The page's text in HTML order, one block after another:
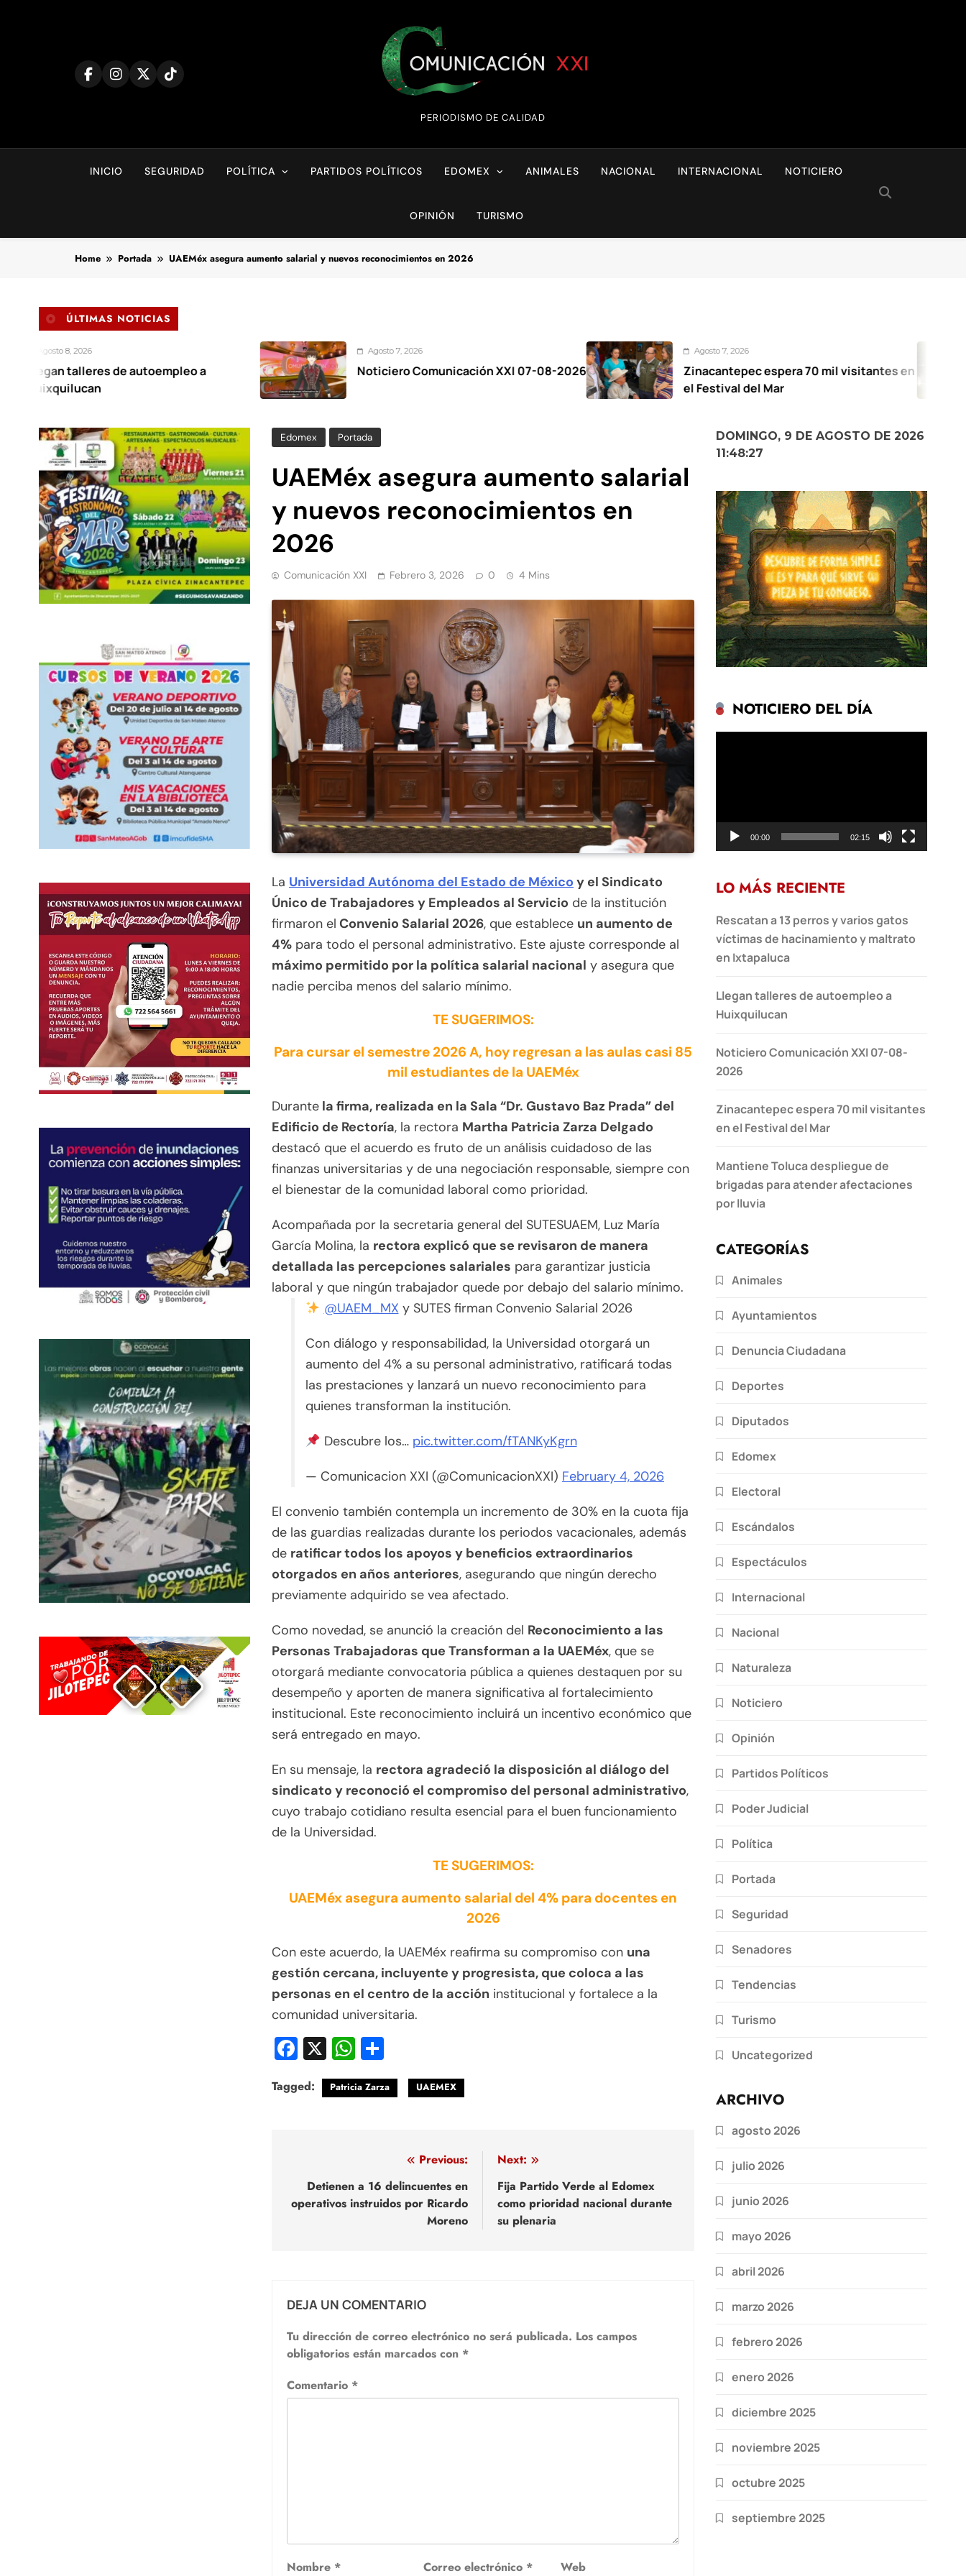
Comunicación XXI
PERIODISMO DE CALIDAD
INICIO SEGURIDAD POLÍTICA PARTIDOS POLÍTICOS EDOMEX ANIMALES NACIONAL INTERNACIONAL NOTICIERO
OPINIÓN TURISMO
Home Portada UAEMéx asegura aumento salarial y nuevos reconocimientos en 2026
ÚLTIMAS NOTICIAS
de autoempleo a
Agosto 7, 2026
Noticiero Comunicación XXI 07-08-2026
Agosto 7, 2026
Zinacantepec espera 70 mil visitantes en
el Festival del Mar
Edomex Portada
UAEMéx asegura aumento salarial
y nuevos reconocimientos en
2026
Comunicación XXI Febrero 3, 2026 0 4 Mins
La Universidad Autónoma del Estado de México y el Sindicato
Único de Trabajadores y Empleados al Servicio de la institución
firmaron el Convenio Salarial 2026, que establece un aumento de
4% para todo el personal administrativo. Este ajuste corresponde al
máximo permitido por la política salarial nacional y asegura que
nadie perciba menos del salario mínimo.
TE SUGERIMOS:
Para cursar el semestre 2026 A, hoy regresan a las aulas casi 85
mil estudiantes de la UAEMéx
Durante la firma, realizada en la Sala “Dr. Gustavo Baz Prada” del
Edificio de Rectoría, la rectora Martha Patricia Zarza Delgado
destacó que el acuerdo es fruto de un análisis cuidadoso de las
finanzas universitarias y de una negociación responsable, siempre con
el bienestar de la comunidad laboral como prioridad.
Acompañada por la secretaria general del SUTESUAEM, Luz María
García Molina, la rectora explicó que se revisaron de manera
detallada las percepciones salariales para garantizar justicia
laboral y que ningún trabajador quede por debajo del salario mínimo.
@UAEM_MX y SUTES firman Convenio Salarial 2026
Con diálogo y responsabilidad, la Universidad otorgará un
aumento del 4% a su personal administrativo, ratificará todas
las prestaciones y lanzará un nuevo reconocimiento para
quienes transforman la institución.
Descubre los… pic.twitter.com/fTANKyKgrn
— Comunicacion XXI (@ComunicacionXXI) February 4, 2026
El convenio también contempla un incremento de 30% en la cuota fija
de las guardias realizadas durante los periodos vacacionales, además
de ratificar todos los apoyos y beneficios extraordinarios
otorgados en años anteriores, asegurando que ningún derecho
previamente adquirido se vea afectado.
Como novedad, se anunció la creación del Reconocimiento a las
Personas Trabajadoras que Transforman a la UAEMéx, que se
otorgará mediante convocatoria pública a quienes destaquen por su
desempeño y aporten de manera significativa al fortalecimiento
institucional. Este reconocimiento incluirá un incentivo económico que
será entregado en mayo.
En su mensaje, la rectora agradeció la disposición al diálogo del
sindicato y reconoció el compromiso del personal administrativo,
cuyo trabajo cotidiano resulta esencial para el buen funcionamiento
de la Universidad.
TE SUGERIMOS:
UAEMéx asegura aumento salarial del 4% para docentes en
2026
Con este acuerdo, la UAEMéx reafirma su compromiso con una
gestión cercana, incluyente y progresista, que coloca a las
personas en el centro de la acción institucional y fortalece a la
comunidad universitaria.
Facebook
X WhatsApp
Tagged: Patricia Zarza UAEMEX
entradas
Previous:
Detienen a 16 delincuentes en
operativos instruidos por Ricardo
Moreno
Next:
Fija Partido Verde al Edomex
como prioridad nacional durante
su plenaria
DEJA UN COMENTARIO
Tu dirección de correo electrónico no será publicada. Los campos
obligatorios están marcados con *
Comentario *
Nombre * Correo electrónico * Web
DOMINGO, 9 DE AGOSTO DE 2026
11:48:28
NOTICIERO DEL DÍA
00:00 02:15
LO MÁS RECIENTE
Rescatan a 13 perros y varios gatos
víctimas de hacinamiento y maltrato
en Ixtapaluca
Llegan talleres de autoempleo a
Huixquilucan
Noticiero Comunicación XXI 07-08-
2026
Zinacantepec espera 70 mil visitantes
en el Festival del Mar
Mantiene Toluca despliegue de
brigadas para atender afectaciones
por lluvia
CATEGORÍAS
Animales
Ayuntamientos
Denuncia Ciudadana
Deportes
Diputados
Edomex
Electoral
Escándalos
Espectáculos
Internacional
Nacional
Naturaleza
Noticiero
Opinión
Partidos Políticos
Poder Judicial
Política
Portada
Seguridad
Senadores
Tendencias
Turismo
Uncategorized
ARCHIVO
agosto 2026
julio 2026
junio 2026
mayo 2026
abril 2026
marzo 2026
febrero 2026
enero 2026
diciembre 2025
noviembre 2025
octubre 2025
septiembre 2025